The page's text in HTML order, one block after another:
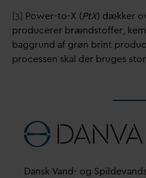
[3] Power-to-X (PtX) dækker
producerer brændstoffer,
baggrund af grøn brint
processen skal der bruges
Dansk Vand- og Spildev